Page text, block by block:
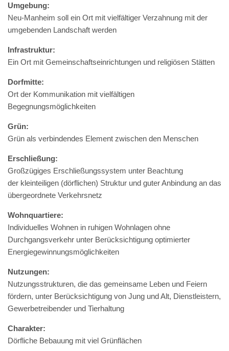
Umgebung:
Neu-Manheim soll ein Ort mit vielfältiger Verzahnung mit der
umgebenden Landschaft werden
Infrastruktur:
Ein Ort mit Gemeinschaftseinrichtungen und religiösen Stätten
Dorfmitte:
Ort der Kommunikation mit vielfältigen
Begegnungsmöglichkeiten
Grün:
Grün als verbindendes Element zwischen den Menschen
Erschließung:
Großzügiges Erschließungssystem unter Beachtung
der kleinteiligen (dörflichen) Struktur und guter Anbindung an das
übergeordnete Verkehrsnetz
Wohnquartiere:
Individuelles Wohnen in ruhigen Wohnlagen ohne
Durchgangsverkehr unter Berücksichtigung optimierter
Energiegewinnungsmöglichkeiten
Nutzungen:
Nutzungsstrukturen, die das gemeinsame Leben und Feiern
fördern, unter Berücksichtigung von Jung und Alt, Dienstleistern,
Gewerbetreibender und Tierhaltung
Charakter:
Dörfliche Bebauung mit viel Grünflächen